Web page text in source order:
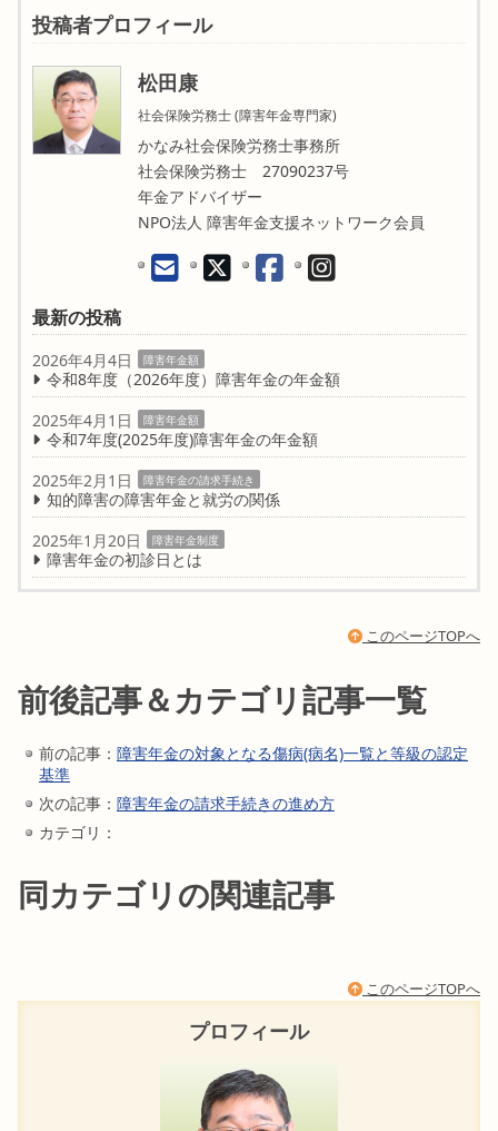
投稿者プロフィール
松田康
社会保険労務士 (障害年金専門家)
かなみ社会保険労務士事務所
社会保険労務士 27090237号
年金アドバイザー
NPO法人 障害年金支援ネットワーク会員
最新の投稿
2026年4月4日 障害年金額
令和8年度（2026年度）障害年金の年金額
2025年4月1日
障害年金額
令和7年度(2025年度)障害年金の年金額
2025年2月1日
障害年金の請求手続き
知的障害の障害年金と就労の関係
2025年1月20日
障害年金制度
障害年金の初診日とは
このページTOPへ
前後記事＆カテゴリ記事一覧
前の記事： 障害年金の対象となる傷病(病名)一覧と等級の認定
基準
次の記事： 障害年金の請求手続きの進め方
カテゴリ：
同カテゴリの関連記事
このページTOPへ
プロフィール